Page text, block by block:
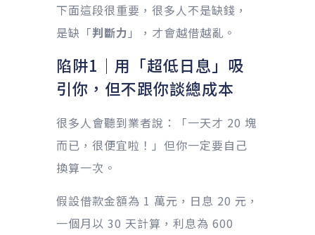
下面這段很重要，很多人不是缺錢，
是缺「判斷力 」，才會越借越亂。
陷阱1｜用「超低日息」吸
引你，但不跟你談總成本
很多人會聽到業者說：「一天才 20 塊
而已，很便宜啦！」但你一定要自己
換算一次。
假設借款金額為 1 萬元，日息 20 元，
一個月以 30 天計算，利息為 600